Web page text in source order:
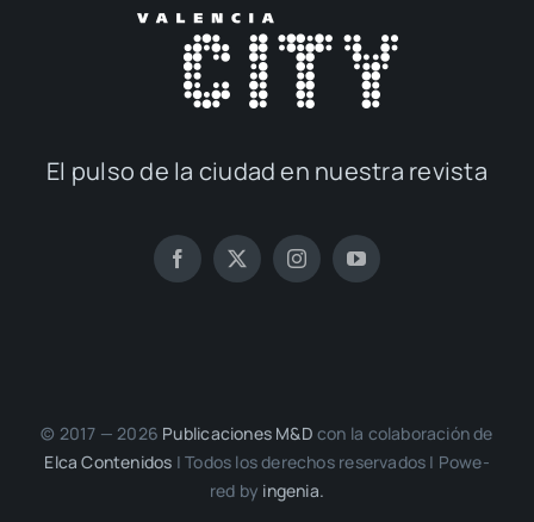
El pul­so de la ciu­dad en nues­tra revis­ta
© 2017 — 2026 Publi­ca­cio­nes M&D con la cola­bo­ra­ción de
Elca Con­te­ni­dos | Todos los dere­chos reser­va­dos | Powe­
red by inge­nia.